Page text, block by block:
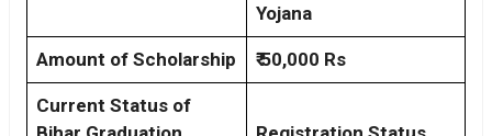
Yojana
Amount of Scholarship ₹ 50,000 Rs
Current Status of